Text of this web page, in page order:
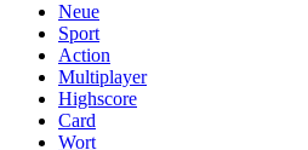
Neue
Sport
Action
Multiplayer
Highscore
Card
Wort